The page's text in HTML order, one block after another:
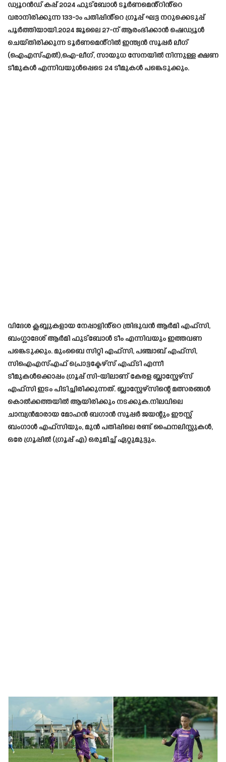
ഡ്യൂറൻഡ് കപ്പ് 2024 ഫുട്ബോൾ ടൂർണമെൻ്റിൻ്റെ
വരാനിരിക്കുന്ന 133-ാം പതിപ്പിൻ്റെ ഗ്രൂപ്പ് ഘട്ട നറുക്കെടുപ്പ്
പൂർത്തിയായി.2024 ജൂലൈ 27-ന് ആരംഭിക്കാൻ ഷെഡ്യൂൾ
ചെയ്‌തിരിക്കുന്ന ടൂർണമെൻ്റിൽ ഇന്ത്യൻ സൂപ്പർ ലീഗ്
(ഐഎസ്എൽ),ഐ-ലീഗ്, സായുധ സേനയിൽ നിന്നുള്ള ക്ഷണ
ടീമുകൾ എന്നിവയുൾപ്പെടെ 24 ടീമുകൾ പങ്കെടുക്കും.
വിദേശ ക്ലബ്ബുകളായ നേപ്പാളിൻ്റെ ത്രിഭുവൻ ആർമി എഫ്‌സി,
ബംഗ്ലാദേശ് ആർമി ഫുട്‌ബോൾ ടീം എന്നിവയും ഇത്തവണ
പങ്കെടുക്കും. മുംബൈ സിറ്റി എഫ്സി, പഞ്ചാബ് എഫ്സി,
സിഐഎസ്എഫ് പ്രൊട്ടക്ടേഴ്സ് എഫ്ടി എന്നീ
ടീമുകൾക്കൊപ്പം ഗ്രൂപ്പ് സി-യിലാണ് കേരള ബ്ലാസ്റ്റേഴ്സ്
എഫ്സി ഇടം പിടിച്ചിരിക്കുന്നത്. ബ്ലാസ്റ്റേഴ്സിന്റെ മത്സരങ്ങൾ
കൊൽക്കത്തയിൽ ആയിരിക്കും നടക്കുക.നിലവിലെ
ചാമ്പ്യൻമാരായ മോഹൻ ബഗാൻ സൂപ്പർ ജയന്റും ഈസ്റ്റ്
ബംഗാൾ എഫ്‌സിയും, മുൻ പതിപ്പിലെ രണ്ട് ഫൈനലിസ്റ്റുകൾ,
ഒരേ ഗ്രൂപ്പിൽ (ഗ്രൂപ്പ് എ) ഒരുമിച്ച് ഏറ്റുമുട്ടും.